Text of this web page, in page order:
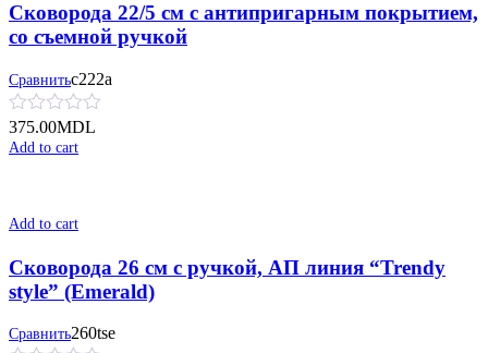
Сковорода 22/5 см с антипригарным покрытием,
со съемной ручкой
Сравнитьс222а
375.00MDL
Add to cart
Add to cart
Сковорода 26 см с ручкой, АП линия “Trendy
style” (Emerald)
Сравнить260tse